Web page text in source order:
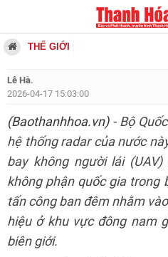
THẾ GIỚI
Lê Hà.
2026-04-17 15:03:00
(Baothanhhoa.vn)- Bộ
hệ thống radar của nước
bay không người lái
không phận quốc gia trong
tấn công ban đêm nhằm
hiệu ở khu vực đông nam
biên giới.